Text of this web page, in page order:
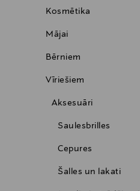
Kosmētika
Mājai
Bērniem
Vīriešiem
Aksesuāri
Saulesbrilles
Cepures
Šalles un lakati